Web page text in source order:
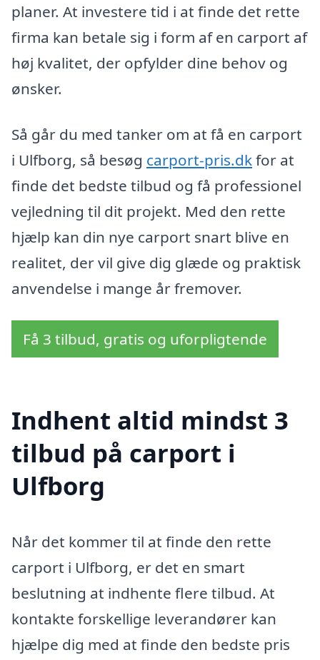
planer. At investere tid i at finde det rette
firma kan betale sig i form af en carport af
høj kvalitet, der opfylder dine behov og
ønsker.
Så går du med tanker om at få en carport
i Ulfborg, så besøg carport-pris.dkfor at
finde det bedste tilbud og få professionel
vejledning til dit projekt. Med den rette
hjælp kan din nye carport snart blive en
realitet, der vil give dig glæde og praktisk
anvendelse i mange år fremover.
Få 3 tilbud, gratis og uforpligtende
Indhent altid mindst 3
tilbud på carport i
Ulfborg
Når det kommer til at finde den rette
carport i Ulfborg, er det en smart
beslutning at indhente flere tilbud. At
kontakte forskellige leverandører kan
hjælpe dig med at finde den bedste pris